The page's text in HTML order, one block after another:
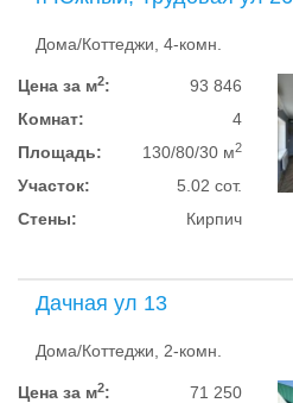
Дома/Коттеджи, 4-комн.
Цена за м2:
93 846
Комнат:
4
Площадь:
130/80/30 м2
Участок:
5.02 сот.
Стены:
Кирпич
Дачная ул 13
Дома/Коттеджи, 2-комн.
Цена за м2:
71 250